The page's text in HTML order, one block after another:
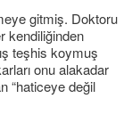
gitmiş. Doktoru
kendiliğinden
teşhis koymuş
onu alakadar
“haticeye değil